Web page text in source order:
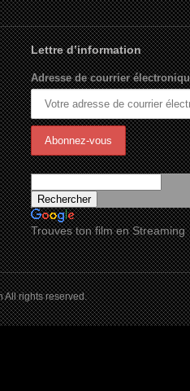
Lettre d’information
Adresse de courrier
Trouves ton film en Streaming
All rights reserved.